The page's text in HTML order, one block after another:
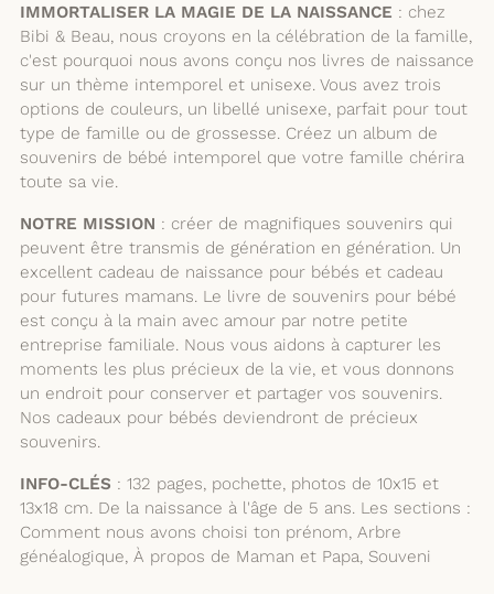
IMMORTALISER LA MAGIE DE LA NAISSANCE : chez
Bibi & Beau, nous croyons en la célébration de la famille,
c'est pourquoi nous avons conçu nos livres de naissance
sur un thème intemporel et unisexe. Vous avez trois
options de couleurs, un libellé unisexe, parfait pour tout
type de famille ou de grossesse. Créez un album de
souvenirs de bébé intemporel que votre famille chérira
toute sa vie.
NOTRE MISSION : créer de magnifiques souvenirs qui
peuvent être transmis de génération en génération. Un
excellent cadeau de naissance pour bébés et cadeau
pour futures mamans. Le livre de souvenirs pour bébé
est conçu à la main avec amour par notre petite
entreprise familiale. Nous vous aidons à capturer les
moments les plus précieux de la vie, et vous donnons
un endroit pour conserver et partager vos souvenirs.
Nos cadeaux pour bébés deviendront de précieux
souvenirs.
INFO-CLÉS : 132 pages, pochette, photos de 10x15 et
13x18 cm. De la naissance à l'âge de 5 ans. Les sections :
Comment nous avons choisi ton prénom, Arbre
généalogique, À propos de Maman et Papa, Souveni